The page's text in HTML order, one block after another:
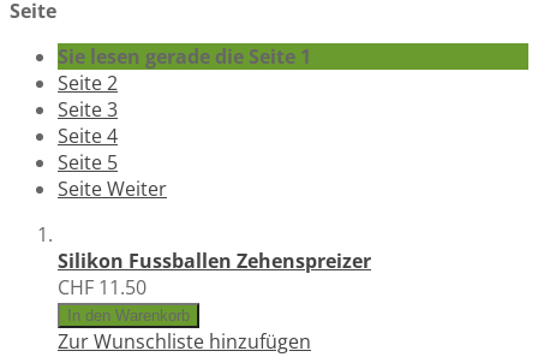
Seite
Sie lesen gerade die Seite 1
Seite2
Seite3
Seite4
Seite 5
SeiteWeiter
Silikon Fussballen Zehenspreizer
CHF 11.50
In den Warenkorb
Zur Wunschliste hinzufügen